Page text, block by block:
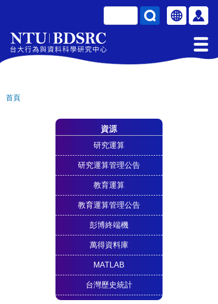
移至主內容
Select your
使用
首頁
資源
研究運算
研究運算管理公告
教育運算
教育運算管理公告
彭博終端機
萬得資料庫
MATLAB
台灣歷史統計